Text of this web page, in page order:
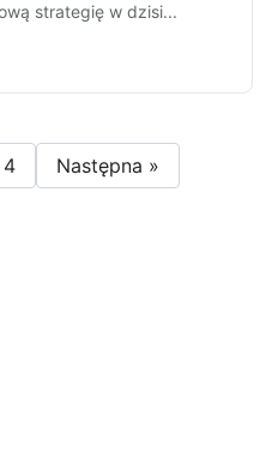
strategię w dzisi...
4 Następna »